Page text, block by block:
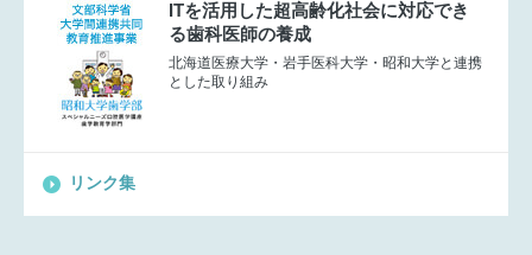
ITを活用した超高齢化社会に対応でき
る歯科医師の養成
北海道医療大学・岩手医科大学・昭和大学と連携
とした取り組み
リンク集